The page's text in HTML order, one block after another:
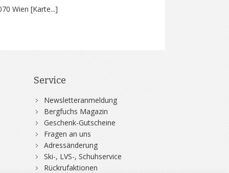
Wien [Karte...]
Service
Newsletteranmeldung
Bergfuchs Magazin
Geschenk-Gutscheine
Fragen an uns
Adressänderung
Ski-, LVS-, Schuhservice
Rückrufaktionen